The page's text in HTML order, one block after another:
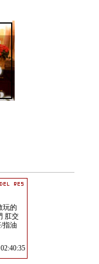
玩的
肛交
指油